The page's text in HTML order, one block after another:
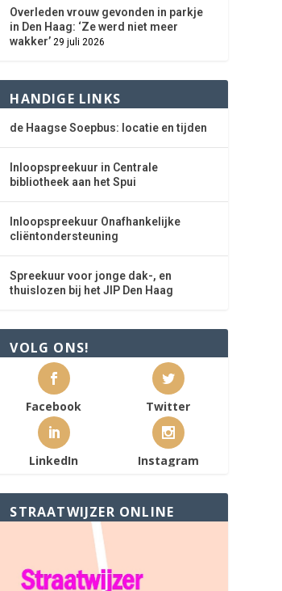
Overleden vrouw gevonden in parkje
in Den Haag: ‘Ze werd niet meer
wakker’ 29 juli 2026
HANDIGE LINKS
de Haagse Soepbus: locatie en tijden
Inloopspreekuur in Centrale
bibliotheek aan het Spui
Inloopspreekuur Onafhankelijke
cliëntondersteuning
Spreekuur voor jonge dak-, en
thuislozen bij het JIP Den Haag
VOLG ONS!
Facebook Twitter
LinkedIn Instagram
STRAATWIJZER ONLINE